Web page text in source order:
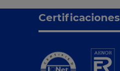
Certificaciones